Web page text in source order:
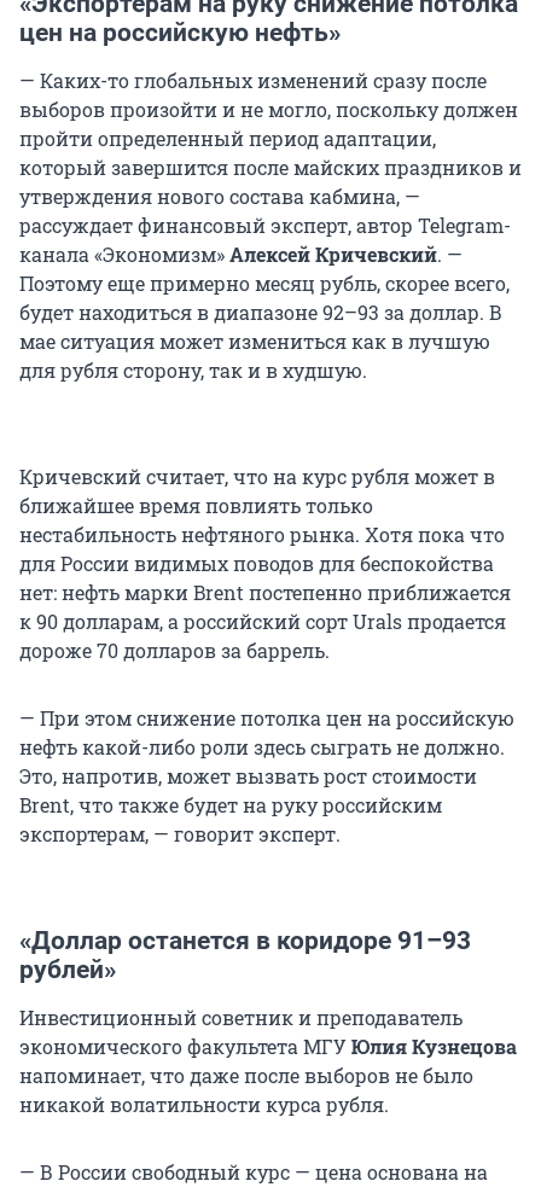
цен на российскую нефть»
— Каких-то глобальных изменений сразу после
выборов произойти и не могло, поскольку должен
пройти определенный период адаптации,
который завершится после майских праздников и
утверждения нового состава кабмина, —
рассуждает финансовый эксперт, автор Telegram-
канала «Экономизм»Алексей Кричевский. —
Поэтому еще примерно месяц рубль, скорее всего,
будет находиться в диапазоне 92–93 за доллар. В
мае ситуация может измениться как в лучшую
для рубля сторону, так и в худшую.
Кричевский считает, что на курс рубля может в
ближайшее время повлиять только
нестабильность нефтяного рынка. Хотя пока что
для России видимых поводов для беспокойства
нет: нефть марки Brent постепенно приближается
к 90 долларам, а российский сорт Urals продается
дороже 70 долларов за баррель.
— При этом снижение потолка цен на российскую
нефть какой-либо роли здесь сыграть не должно.
Это, напротив, может вызвать рост стоимости
Brent, что также будет на руку российским
экспортерам, — говорит эксперт.
«Доллар останется в коридоре 91–93
рублей»
Инвестиционный советник и преподаватель
экономического факультета МГУЮлия Кузнецова
напоминает, что даже после выборов не было
никакой волатильности курса рубля.
— В России свободный курс — цена основана на